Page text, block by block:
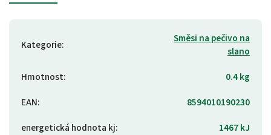
Kategorie:
Směsi na pečivo na
slano
Hmotnost:
0.4 kg
EAN:
8594010190230
energetická hodnota kj:
1467 kJ